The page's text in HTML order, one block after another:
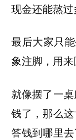
现金还能熬过
最后大家只
象注脚，用来
就像摆了一
钱了，那么
答钱到哪里